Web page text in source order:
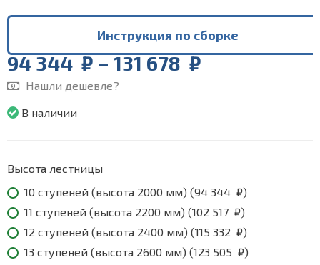
Инструкция по сборке
94 344₽–131 678₽Price
₽
Нашли дешевле?
В наличии
Высота лестницы
10 ступеней (высота 2000 мм) (94 344 ₽)
11 ступеней (высота 2200 мм) (102 517 ₽)
12 ступеней (высота 2400 мм) (115 332 ₽)
13 ступеней (высота 2600 мм) (123 505 ₽)